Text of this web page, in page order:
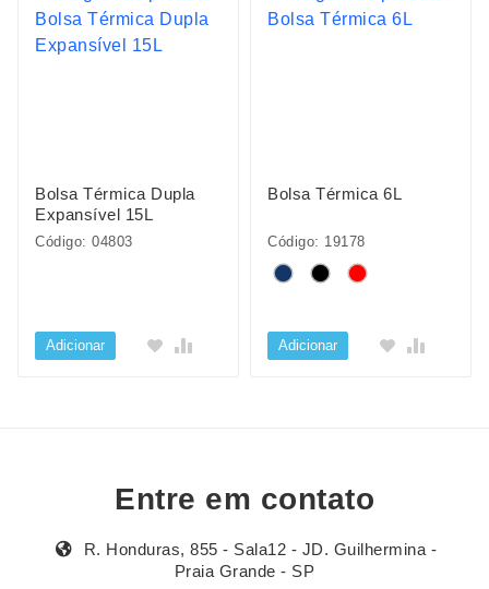
Bolsa Térmica Dupla
Expansível 15L
Código: 04803
Adicionar
Bolsa Térmica 6L
Código: 19178
Adicionar
Entre em contato
R. Honduras, 855 - Sala12 - JD. Guilhermina -
Praia Grande - SP